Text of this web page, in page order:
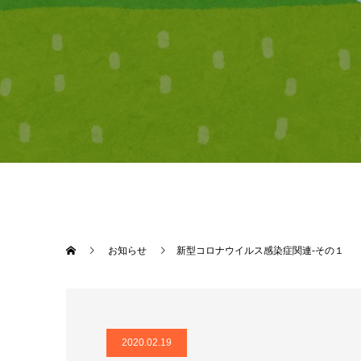
お知らせ 新型コロナウイルス感染症関連-その１
2020.02.19